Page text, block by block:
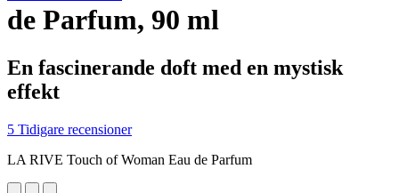
de Parfum, 90 ml
En fascinerande doft med en mystisk
effekt
5 Tidigare recensioner
LA RIVE Touch of Woman Eau de Parfum